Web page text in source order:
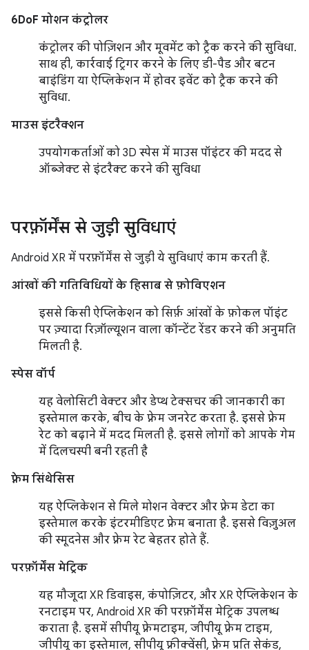
6DoF मोशन कंट्रोलर
कंट्रोलर की पोज़िशन और मूवमेंट को ट्रैक करने की सुविधा.
साथ ही, कार्रवाई ट्रिगर करने के लिए डी-पैड और बटन
बाइंडिंग या ऐप्लिकेशन में होवर इवेंट को ट्रैक करने की
सुविधा.
माउस इंटरैक्शन
उपयोगकर्ताओं को 3D स्पेस में माउस पॉइंटर की मदद से
ऑब्जेक्ट से इंटरैक्ट करने की सुविधा
परफ़ॉर्मेंस से जुड़ी सुविधाएं
Android XR में परफ़ॉर्मेंस से जुड़ी ये सुविधाएं काम करती हैं.
आंखों की गतिविधियों के हिसाब से फ़ोविएशन
इससे किसी ऐप्लिकेशन को सिर्फ़ आंखों के फ़ोकल पॉइंट
पर ज़्यादा रिज़ॉल्यूशन वाला कॉन्टेंट रेंडर करने की अनुमति
मिलती है.
स्पेस वॉर्प
यह वेलोसिटी वेक्टर और डेप्थ टेक्सचर की जानकारी का
इस्तेमाल करके, बीच के फ़्रेम जनरेट करता है. इससे फ़्रेम
रेट को बढ़ाने में मदद मिलती है. इससे लोगों को आपके गेम
में दिलचस्पी बनी रहती है
फ़्रेम सिंथेसिस
यह ऐप्लिकेशन से मिले मोशन वेक्टर और फ़्रेम डेटा का
इस्तेमाल करके इंटरमीडिएट फ़्रेम बनाता है. इससे विज़ुअल
की स्मूदनेस और फ़्रेम रेट बेहतर होते हैं.
परफ़ॉर्मेंस मेट्रिक
यह मौजूदा XR डिवाइस, कंपोज़िटर, और XR ऐप्लिकेशन के
रनटाइम पर, Android XR की परफ़ॉर्मेंस मेट्रिक उपलब्ध
कराता है. इसमें सीपीयू फ़्रेमटाइम, जीपीयू फ़्रेम टाइम,
जीपीयू का इस्तेमाल, सीपीयू फ़्रीक्वेंसी, फ़्रेम प्रति सेकंड,